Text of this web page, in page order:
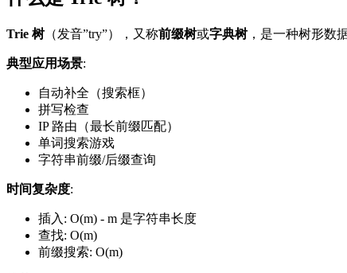
Trie 树（发音”try”），又称前缀树或字典树，是一种树形数
典型应用场景:
自动补全（搜索框）
拼写检查
IP 路由（最长前缀匹配）
单词搜索游戏
字符串前缀/后缀查询
时间复杂度:
插入: O(m) - m 是字符串长度
查找: O(m)
前缀搜索: O(m)